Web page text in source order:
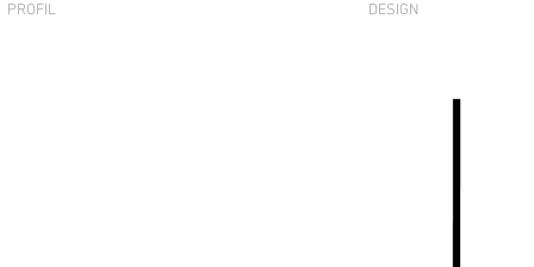
PROFIL DESIGN